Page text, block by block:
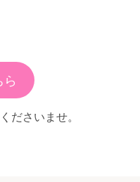
ださいませ。